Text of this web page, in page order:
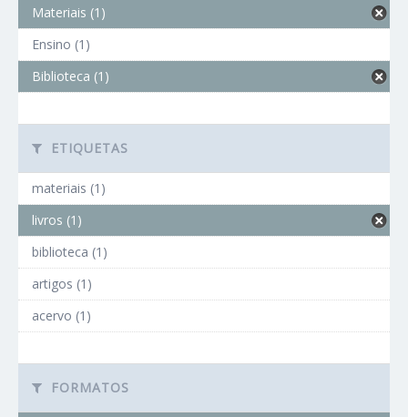
Materiais (1)
Ensino (1)
Biblioteca (1)
ETIQUETAS
materiais (1)
livros (1)
biblioteca (1)
artigos (1)
acervo (1)
FORMATOS